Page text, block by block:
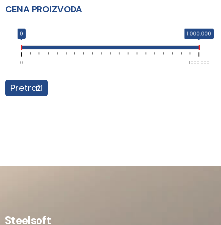
CENA PROIZVODA
0 1.000.000
0 1.000.000
Pretraži
Steelsoft